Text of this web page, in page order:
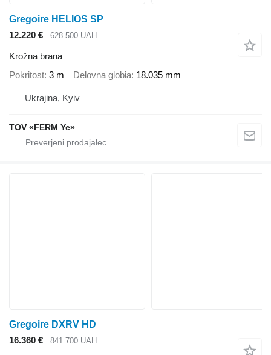
Gregoire HELIOS SP
12.220 €
628.500 UAH
Krožna brana
Pokritost 3 m Delovna globia 18.035 mm
Ukrajina, Kyiv
TOV «FERM Ye»
Gregoire DXRV HD
16.360 €
841.700 UAH